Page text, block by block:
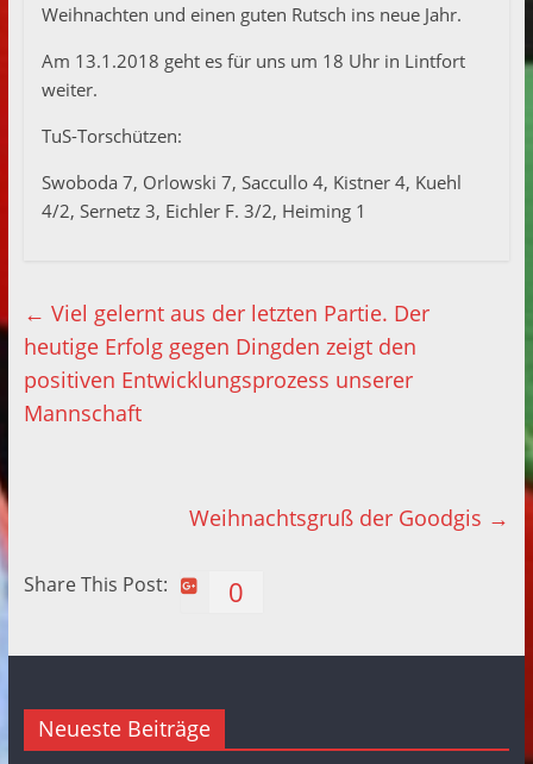
Weihnachten und einen guten Rutsch ins neue Jahr.
Am 13.1.2018 geht es für uns um 18 Uhr in Lintfort
weiter.
TuS-Torschützen:
Swoboda 7, Orlowski 7, Saccullo 4, Kistner 4, Kuehl
4/2, Sernetz 3, Eichler F. 3/2, Heiming 1
← Viel gelernt aus der letzten Partie. Der
heutige Erfolg gegen Dingden zeigt den
positiven Entwicklungsprozess unserer
Mannschaft
Weihnachtsgruß der Goodgis →
Share This Post: 0
Neueste Beiträge